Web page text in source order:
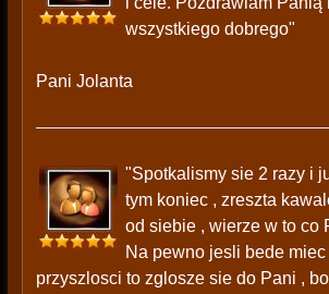
wszystkiego dobrego"
Pani Jolanta
"Spotkalismy sie 2 razy i
tym koniec , zreszta
od siebie , wierze w to co
Na pewno jesli bede
przyszlosci to zglosze sie do Pani ,